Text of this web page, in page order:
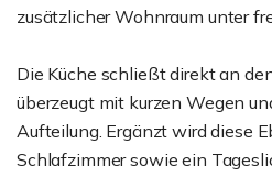
zusätzlicher Wohnraum unter
Die Küche schließt direkt an
überzeugt mit kurzen Wegen
Aufteilung. Ergänzt wird diese
Schlafzimmer sowie ein